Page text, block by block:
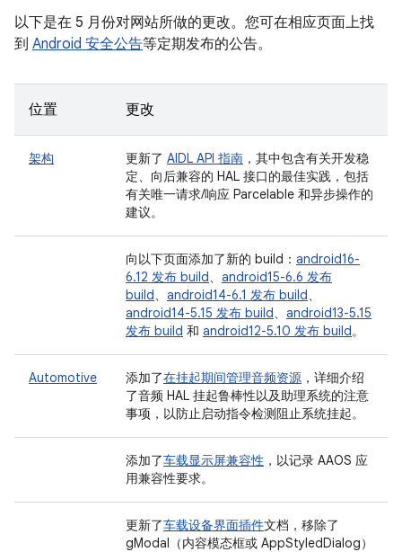
以下是在 5 月份对网站所做的更改。您可在相应页面上找
到 Android 安全公告等定期发布的公告。
位置 更改
架构 更新了 AIDL API 指南 ，其中包含有关开发稳
定、向后兼容的 HAL 接口的最佳实践，包括
有关唯一请求/响应 Parcelable 和异步操作的
建议。
向以下页面添加了新的 build： android16-
6.12 发布 build、 android15-6.6 发布
build、 android14-6.1 发布 build、
android14-5.15 发布 build、 android13-5.15
发布 build 和 android12-5.10 发布 build。
Automotive 添加了在挂起期间管理音频资源 ，详细介绍
了音频 HAL 挂起鲁棒性以及助理系统的注意
事项，以防止启动指令检测阻止系统挂起。
添加了车载显示屏兼容性 ，以记录 AAOS 应
用兼容性要求。
更新了车载设备界面插件文档，移除了
gModal（内容模态框或 AppStyledDialog）